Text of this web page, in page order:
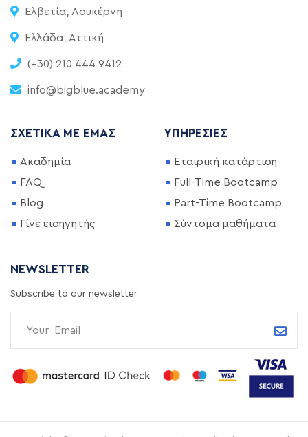
Ελβετία, Λουκέρνη
Ελλάδα, Αττική
(+30) 210 444 9412
info@bigblue.academy
ΣΧΕΤΙΚΆ ΜΕ ΕΜΆΣ
Ακαδημία
FAQ
Blog
Γίνε εισηγητής
ΥΠΗΡΕΣΊΕΣ
Εταιρική κατάρτιση
Full-Time Bootcamp
Part-Time Bootcamp
Σύντομα μαθήματα
NEWSLETTER
Subscribe to our newsletter